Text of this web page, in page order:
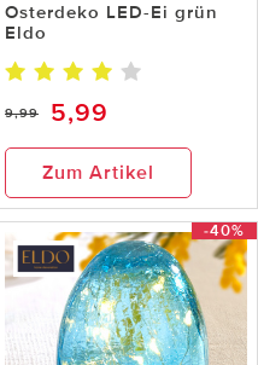
Osterdeko LED-Ei grün
Eldo
9,99 5,99
Zum Artikel
-40%